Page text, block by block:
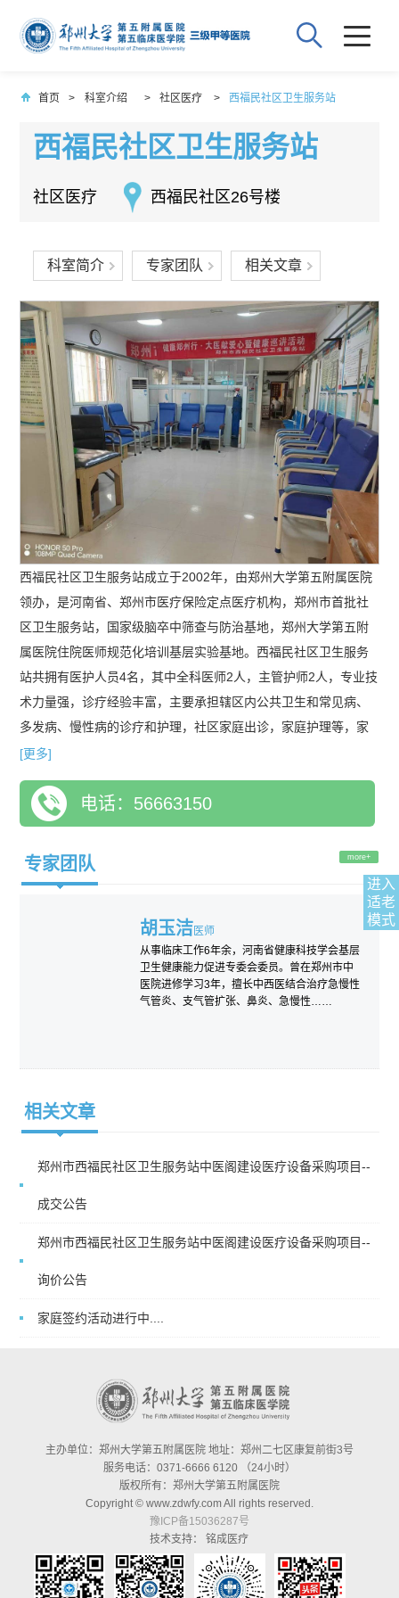
进入
适老
模式
首页 > 科室介绍 > 社区医疗 > 西福民社区卫生服务站
西福民社区卫生服务站
社区医疗 西福民社区26号楼
科室简介 专家团队 相关文章
西福民社区卫生服务站成立于2002年，由郑州大学第五附属医院
领办，是河南省、郑州市医疗保险定点医疗机构，郑州市首批社
区卫生服务站，国家级脑卒中筛查与防治基地，郑州大学第五附
属医院住院医师规范化培训基层实验基地。西福民社区卫生服务
站共拥有医护人员4名，其中全科医师2人，主管护师2人，专业技
术力量强，诊疗经验丰富，主要承担辖区内公共卫生和常见病、
多发病、慢性病的诊疗和护理，社区家庭出诊，家庭护理等，家
庭医疗转诊服务，医疗服务与上级医院实行双向转诊服务。我站
目前拥有全科医学科、内科、中医科，中医特色科室可进行针
灸、刮痧、拔罐，红外线、推拿、及中药治疗。拥有数字心电图
机，快速血糖测试仪，压缩式雾化吸入仪，尿检仪，中频治疗
仪，牵引治疗仪等检查治疗设备，开展家庭病床输液治疗，抽血
化验等检查项目。我们一直秉承“小病进社区，大病进医院，康复
回社区”的理念，全心全意为社区居民的健康服务，我们将用最大
的热情和努力为社区居民服务，愿我们在健康路上携手同行。同
时也竭诚欢迎广大患者前来咨询和就诊。
[更多]
电话：56663150
专家团队 more+
胡玉洁医师
从事临床工作6年余，河南省健康科技学会基层
卫生健康能力促进专委会委员。曾在郑州市中
医院进修学习3年，擅长中西医结合治疗急慢性
气管炎、支气管扩张、鼻炎、急慢性……
相关文章
郑州市西福民社区卫生服务站中医阁建设医疗设备采购项目--
成交公告
郑州市西福民社区卫生服务站中医阁建设医疗设备采购项目--
询价公告
家庭签约活动进行中....
主办单位：郑州大学第五附属医院 地址：郑州二七区康复前街3号
服务电话：0371-6666 6120 （24小时）
版权所有：郑州大学第五附属医院
Copyright © www.zdwfy.com All rights reserved.
豫ICP备15036287号
技术支持：铭成医疗